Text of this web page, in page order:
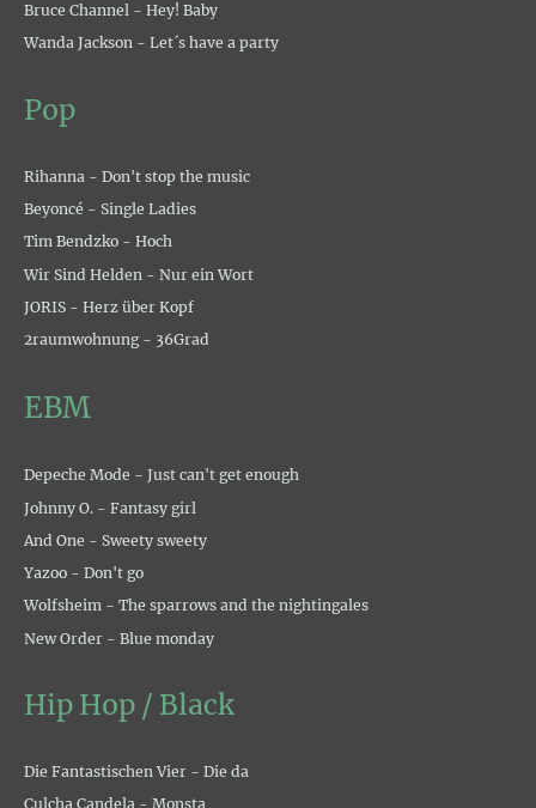
Bruce Channel - Hey! Baby
Wanda Jackson - Let´s have a party
Pop
Rihanna - Don't stop the music
Beyoncé - Single Ladies
Tim Bendzko - Hoch
Wir Sind Helden - Nur ein Wort
JORIS - Herz über Kopf
2raumwohnung - 36Grad
EBM
Depeche Mode - Just can't get enough
Johnny O. - Fantasy girl
And One - Sweety sweety
Yazoo - Don't go
Wolfsheim - The sparrows and the nightingales
New Order - Blue monday
Hip Hop / Black
Die Fantastischen Vier - Die da
Culcha Candela - Monsta